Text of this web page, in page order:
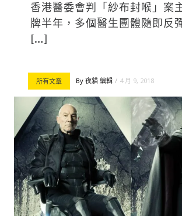
香港醫委會判「紗布封喉」案
牌半年，多個醫生團體隨即反
[…]
所有文章 By 夜貓 編輯 4 月 9, 2018